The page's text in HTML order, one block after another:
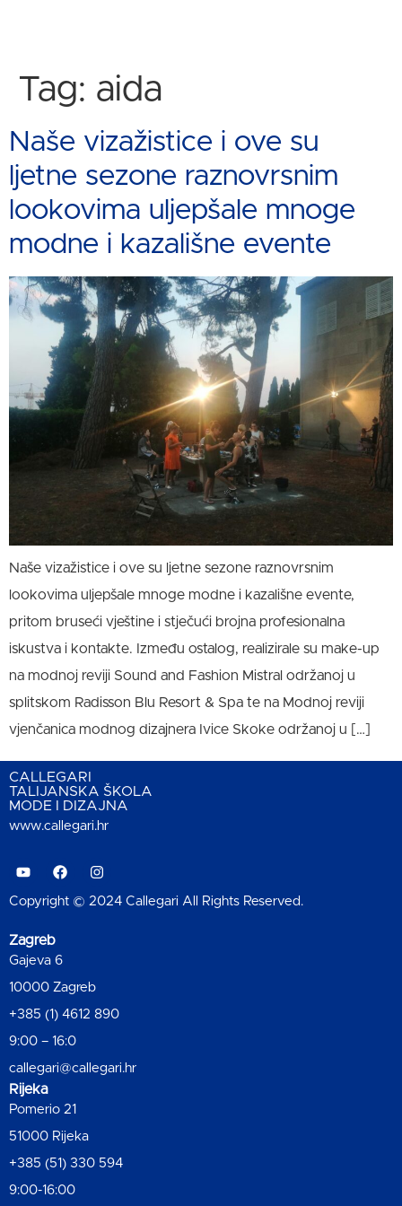
Tag: aida
Naše vizažistice i ove su
ljetne sezone raznovrsnim
lookovima uljepšale mnoge
modne i kazališne evente
Naše vizažistice i ove su ljetne sezone raznovrsnim
lookovima uljepšale mnoge modne i kazališne evente,
pritom bruseći vještine i stječući brojna profesionalna
iskustva i kontakte. Između ostalog, realizirale su make-up
na modnoj reviji Sound and Fashion Mistral održanoj u
splitskom Radisson Blu Resort & Spa te na Modnoj reviji
vjenčanica modnog dizajnera Ivice Skoke održanoj u […]
CALLEGARI
TALIJANSKA ŠKOLA
MODE I DIZAJNA
www.callegari.hr
Copyright © 2024 Callegari All Rights Reserved.
Zagreb
Gajeva 6
10000 Zagreb
+385 (1) 4612 890
9:00 – 16:0
callegari@callegari.hr
Rijeka
Pomerio 21
51000 Rijeka
+385 (51) 330 594
9:00-16:00